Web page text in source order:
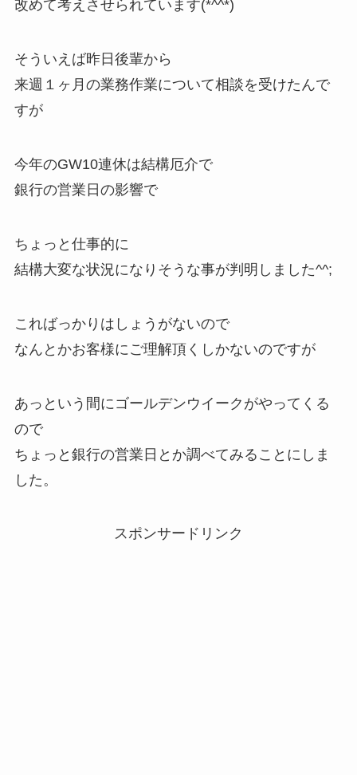
改めて考えさせられています(*^^*)
そういえば昨日後輩から
来週１ヶ月の業務作業について相談を受けたんで
すが
今年のGW10連休は結構厄介で
銀行の営業日の影響で
ちょっと仕事的に
結構大変な状況になりそうな事が判明しました^^;
こればっかりはしょうがないので
なんとかお客様にご理解頂くしかないのですが
あっという間にゴールデンウイークがやってくる
ので
ちょっと銀行の営業日とか調べてみることにしま
した。
スポンサードリンク